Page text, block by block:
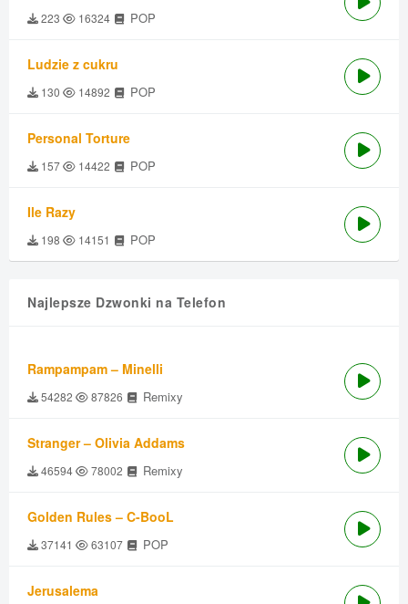
223 16324 POP
Ludzie z cukru
130 14892 POP
Personal Torture
157 14422 POP
Ile Razy
198 14151 POP
Najlepsze Dzwonki na Telefon
Rampampam – Minelli
54282 87826 Remixy
Stranger – Olivia Addams
46594 78002 Remixy
Golden Rules – C-BooL
37141 63107 POP
Jerusalema